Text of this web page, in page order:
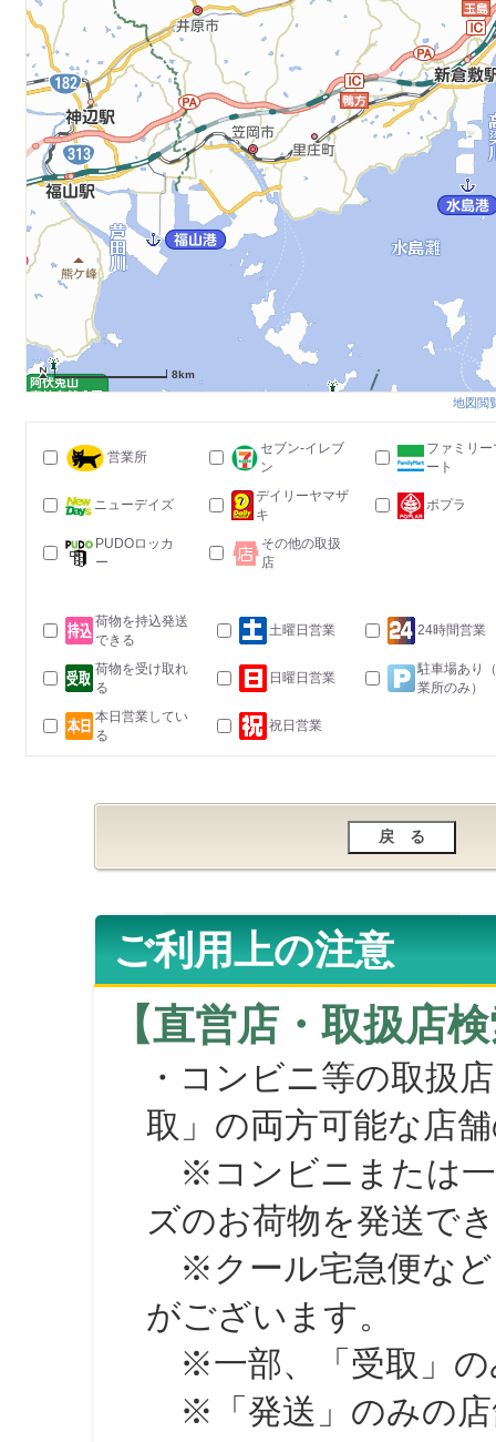
8km
地図閲
営業所
セブン-イレブ
ン
ファミリー
ート
ニューデイズ
デイリーヤマザ
キ
ポプラ
PUDOロッカ
ー
その他の取扱
店
荷物を持込発送
できる
土曜日営業 24時間営業
荷物を受け取れ
る
日曜日営業
駐車場あり
業所のみ）
本日営業してい
る
祝日営業
ご利用上の注意
【直営店・取扱店
・コンビニ等の取扱
取」の両方可能な店
※コンビニまたは一
ズのお荷物を発送で
※クール宅急便など
がございます。
※一部、「受取」の
※「発送」のみの店